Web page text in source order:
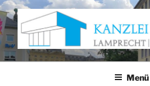
Zum
Inhalt
springen
KANZLEI AM
Anwaltskanzlei Würzburg
Menü